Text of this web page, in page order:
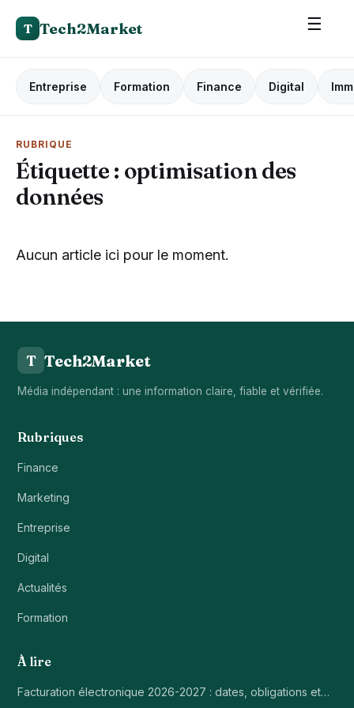
T Tech2Market ☰
Entreprise Formation Finance Digital
RUBRIQUE
Étiquette : optimisation des
données
Aucun article ici pour le moment.
T Tech2Market
Média indépendant : une information claire, fiable et vérifiée.
Rubriques
Finance
Marketing
Entreprise
Digital
Actualités
Formation
À lire
Facturation électronique 2026-2027 : dates, obligations et…